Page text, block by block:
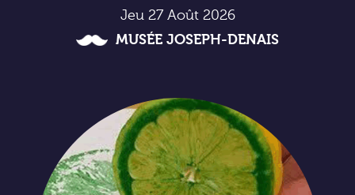
Jeu 27 Août 2026
MUSÉE JOSEPH-DENAIS